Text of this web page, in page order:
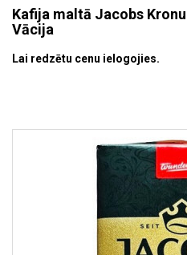
Kafija maltā Jacobs
Vācija
Lai redzētu cenu ielogojies.